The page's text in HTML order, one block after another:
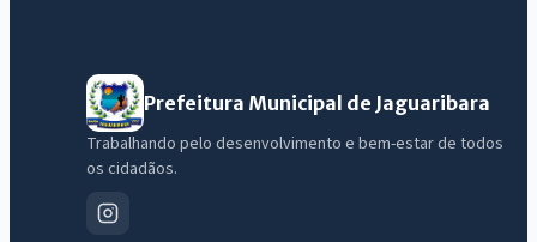
Prefeitura Municipal de Jaguaribara
Trabalhando pelo desenvolvimento e bem-estar de todos
os cidadãos.